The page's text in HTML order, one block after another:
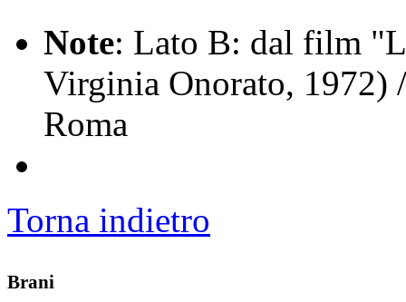
Note: Lato B: dal film
Virginia Onorato, 1972)
Roma
Torna indietro
Brani